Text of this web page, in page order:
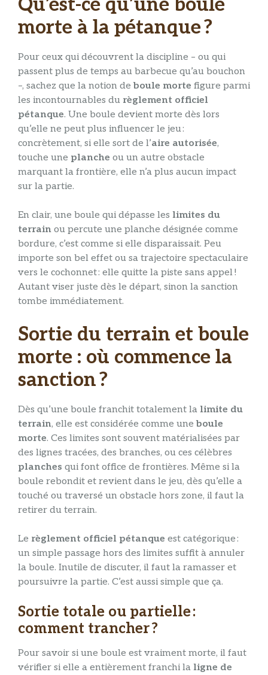
Qu’est-ce qu’une boule
morte à la pétanque ?
Pour ceux qui découvrent la discipline – ou qui
passent plus de temps au barbecue qu’au bouchon
–, sachez que la notion deboule morte figure parmi
les incontournables du règlement officiel
pétanque. Une boule devient morte dès lors
qu’elle ne peut plus influencer le jeu :
concrètement, si elle sort de l’aire autorisée,
touche une planche ou un autre obstacle
marquant la frontière, elle n’a plus aucun impact
sur la partie.
En clair, une boule qui dépasse les limites du
terrain ou percute une planche désignée comme
bordure, c’est comme si elle disparaissait. Peu
importe son bel effet ou sa trajectoire spectaculaire
vers le cochonnet : elle quitte la piste sans appel !
Autant viser juste dès le départ, sinon la sanction
tombe immédiatement.
Sortie du terrain et boule
morte : où commence la
sanction ?
Dès qu’une boule franchit totalement la limite du
terrain, elle est considérée comme uneboule
morte. Ces limites sont souvent matérialisées par
des lignes tracées, des branches, ou ces célèbres
planches qui font office de frontières. Même si la
boule rebondit et revient dans le jeu, dès qu’elle a
touché ou traversé un obstacle hors zone, il faut la
retirer du terrain.
Le règlement officiel pétanque est catégorique :
un simple passage hors des limites suffit à annuler
la boule. Inutile de discuter, il faut la ramasser et
poursuivre la partie. C’est aussi simple que ça.
Sortie totale ou partielle :
comment trancher ?
Pour savoir si une boule est vraiment morte, il faut
vérifier si elle a entièrement franchi la ligne de